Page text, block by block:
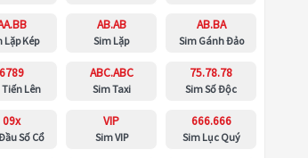
Lặp Kép
AB.AB
Sim Lặp
AB.BA
Sim Gánh Đảo
6789
Tiến Lên
ABC.ABC
Sim Taxi
75.78.78
Sim Số Độc
09x
Số Cổ
VIP
Sim VIP
666.666
Sim Lục Quý